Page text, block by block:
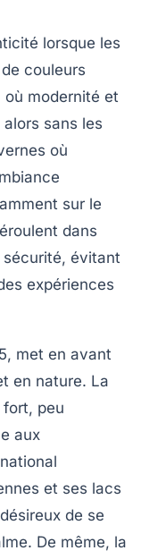
lorsque les
couleurs
modernité et
sans les
où
sur le
dans
sécurité, évitant
expériences
met en avant
en nature. La
fort, peu
aux
et ses lacs
de se
De même, la